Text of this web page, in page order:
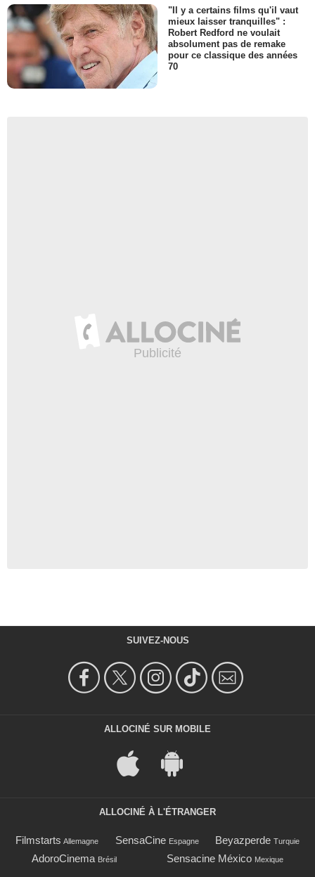
"Il y a certains films qu'il vaut
mieux laisser tranquilles" :
Robert Redford ne voulait
absolument pas de remake
pour ce classique des années
70
SUIVEZ-NOUS
ALLOCINÉ SUR MOBILE
ALLOCINÉ À L'ÉTRANGER
Filmstarts Allemagne SensaCine Espagne Beyazperde Turquie
AdoroCinema Brésil Sensacine México Mexique